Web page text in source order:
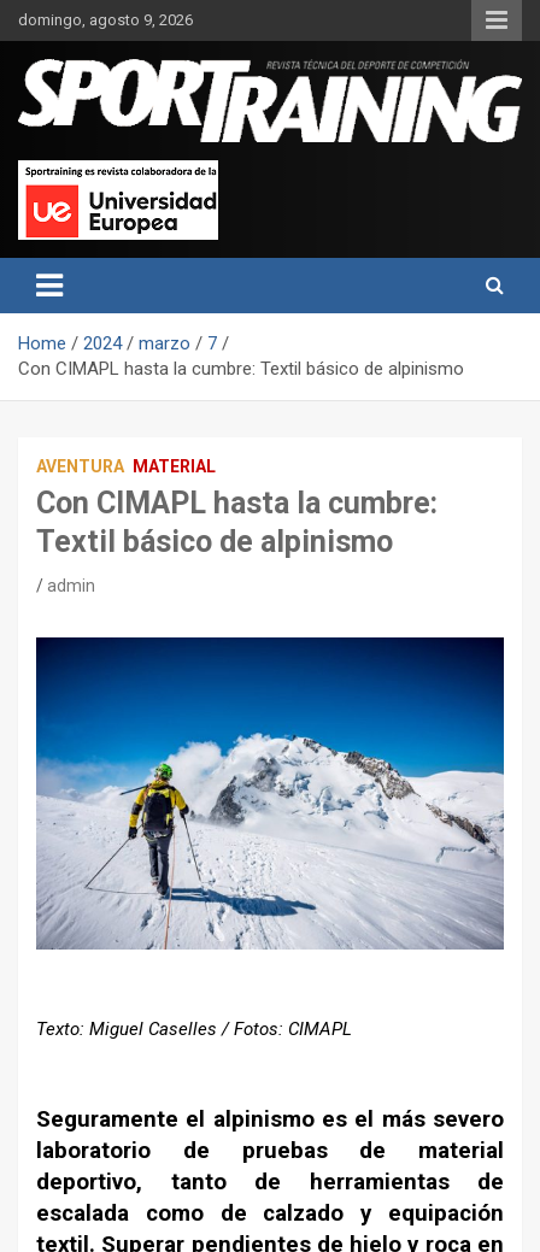
Skip
to
content
domingo, agosto 9, 2026
Revista técnica del deporte
Sport Training
rendimiento, nutrición y entrenamiento.
Home 2024 marzo
7
Con CIMAPL hasta la cumbre: Textil básico de alpinismo
AVENTURA MATERIAL
Con CIMAPL hasta la cumbre:
Textil básico de alpinismo
admin
Texto: Miguel Caselles / Fotos: CIMAPL
Seguramente el alpinismo es el más severo
laboratorio de pruebas de material
deportivo, tanto de herramientas de
escalada como de calzado y equipación
textil. Superar pendientes de hielo y roca en